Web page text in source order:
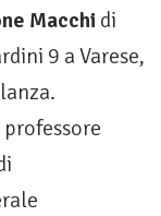
Macchi di
9 a Varese,